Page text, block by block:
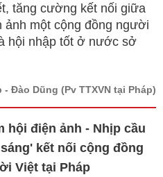
tăng cường kết nối giữa
ảnh một cộng đồng người
hội nhập tốt ở nước sở
- Đào Dũng (Pv TTXVN tại Pháp)
hội điện ảnh - Nhịp cầu
kết nối cộng đồng
Việt tại Pháp